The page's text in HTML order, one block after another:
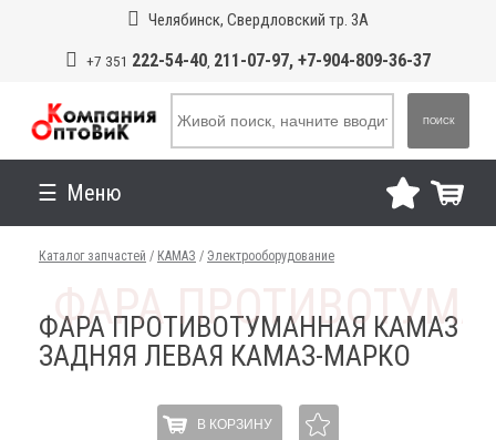
Челябинск, Свердловский тр. 3А
+7 351 222-54-40, 211-07-97, +7-904-809-36-37
ПОИСК
Меню
Каталог запчастей / КАМАЗ / Электрооборудование
ФАРА ПРОТИВОТУМАННАЯ КАМАЗ
ЗАДНЯЯ ЛЕВАЯ КАМАЗ-МАРКО
В КОРЗИНУ